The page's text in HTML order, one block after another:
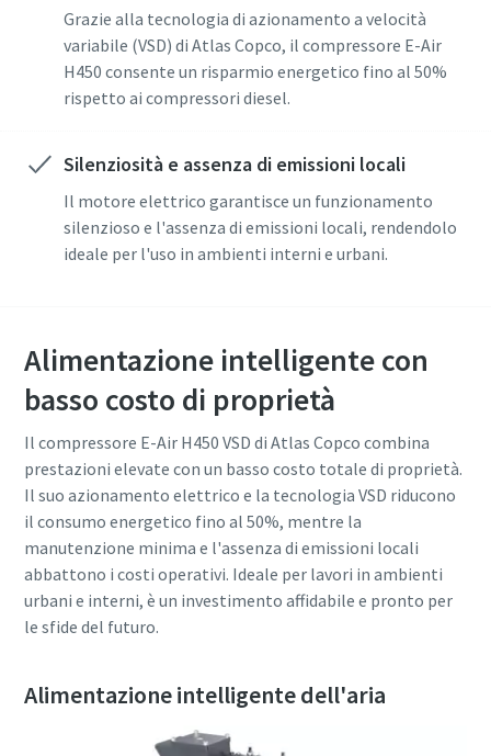
Grazie alla tecnologia di azionamento a velocità
variabile (VSD) di Atlas Copco, il compressore E-Air
H450 consente un risparmio energetico fino al 50%
rispetto ai compressori diesel.
Silenziosità e assenza di emissioni locali
Il motore elettrico garantisce un funzionamento
silenzioso e l'assenza di emissioni locali, rendendolo
ideale per l'uso in ambienti interni e urbani.
Alimentazione intelligente con
basso costo di proprietà
Il compressore E-Air H450 VSD di Atlas Copco combina
prestazioni elevate con un basso costo totale di proprietà.
Il suo azionamento elettrico e la tecnologia VSD riducono
il consumo energetico fino al 50%, mentre la
manutenzione minima e l'assenza di emissioni locali
abbattono i costi operativi. Ideale per lavori in ambienti
urbani e interni, è un investimento affidabile e pronto per
le sfide del futuro.
Alimentazione intelligente dell'aria
Ho letto e accettato
l'informativa sulla privacy
Clicca per iniziare
FriendlyCaptcha ⇗